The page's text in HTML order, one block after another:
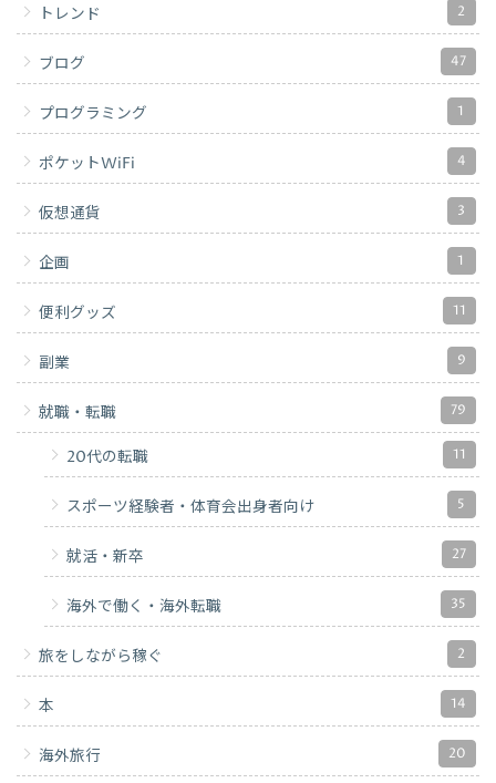
トレンド 2
ブログ 47
プログラミング 1
ポケットWiFi 4
仮想通貨 3
企画 1
便利グッズ 11
副業 9
就職・転職 79
20代の転職 11
スポーツ経験者・体育会出身者向け 5
就活・新卒 27
海外で働く・海外転職 35
旅をしながら稼ぐ 2
本 14
海外旅行 20